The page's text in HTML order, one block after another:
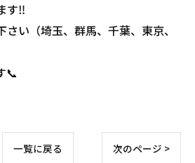
す‼️
い（埼玉、群馬、千葉、東京、
📞
一覧に戻る 次のページ >